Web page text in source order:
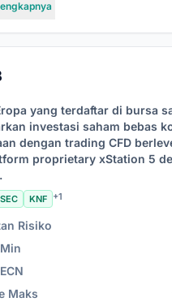
yang terdaftar di bursa
investasi saham bebas
dengan trading CFD
proprietary xStation 5
KNF +1
Risiko
Maks